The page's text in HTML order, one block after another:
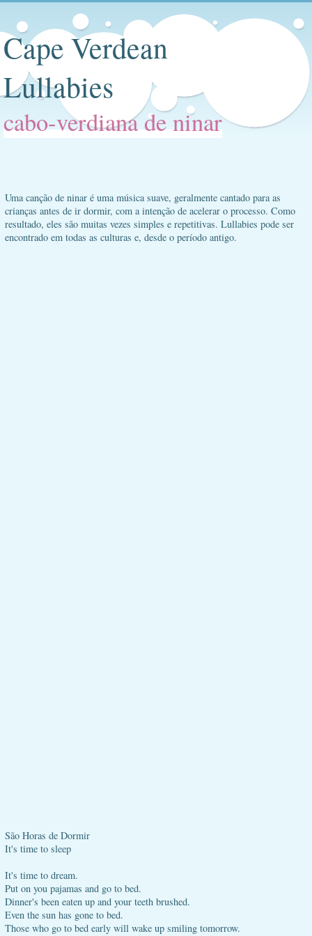
Cape Verdean
Lullabies
cabo-verdiana de ninar
Uma canção de ninar é uma música suave, geralmente cantado para as
crianças antes de ir dormir, com a intenção de acelerar o processo. Como
resultado, eles são muitas vezes simples e repetitivas. Lullabies pode ser
encontrado em todas as culturas e, desde o período antigo.
São Horas de Dormir
It's time to sleep
It's time to dream.
Put on you pajamas and go to bed.
Dinner's been eaten up and your teeth brushed.
Even the sun has gone to bed.
Those who go to bed early will wake up smiling tomorrow.